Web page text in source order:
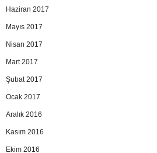
Haziran 2017
Mayıs 2017
Nisan 2017
Mart 2017
Şubat 2017
Ocak 2017
Aralık 2016
Kasım 2016
Ekim 2016